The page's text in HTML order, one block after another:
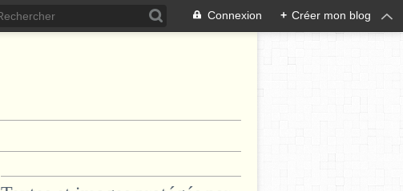
Connexion + Créer mon blog